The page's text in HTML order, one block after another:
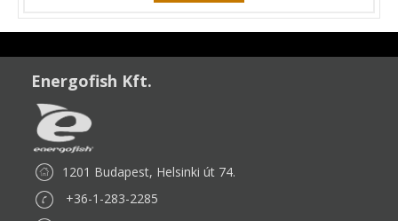
Energofish Kft.
1201 Budapest, Helsinki út 74.
+36-1-283-2285